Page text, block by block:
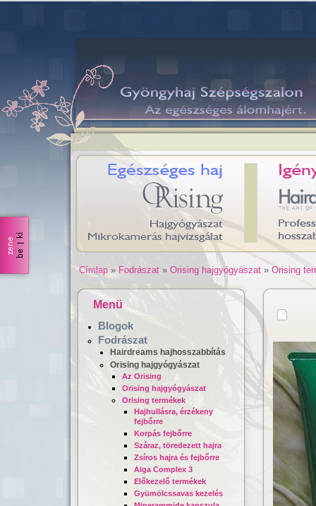
Hajgyógyászat,
mikrokamerás hajvizsgálat
Lézeres
dúsítás
Címlap» Fodrászat» Orising hajgyógyászat» Orising
Menü
Blogok
Fodrászat
Hairdreams hajhosszabbítás
Orising hajgyógyászat
Az Orising
Orising hajgyógyászat
Orising termékek
Hajhullásra, érzékeny
fejbőrre
Korpás fejbőrre
Száraz, töredezett hajra
Zsíros hajra és fejbőrre
Alga Complex 3
Előkezelő termékek
Gyümölcssavas kezelés